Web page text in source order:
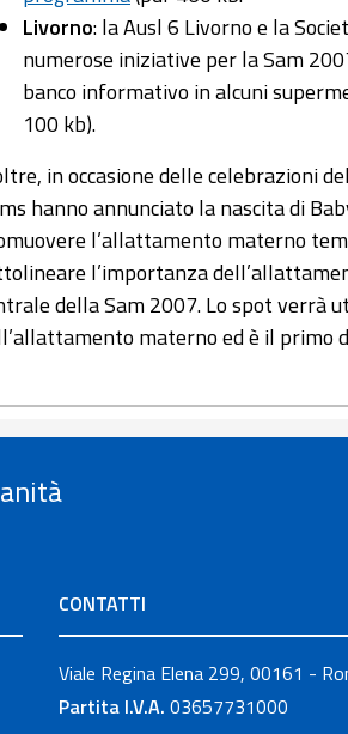
Livorno: la Ausl 6 Livorno e la
numerose iniziative per la Sam
banco informativo in alcuni
100 kb).
in occasione delle celebrazioni
hanno annunciato la nascita di
l’allattamento materno
l’importanza
della Sam 2007. Lo spot verrà
materno ed è il primo
CONTATTI
Viale Regina Elena 299, 00161 -
Partita I.V.A. 03657731000